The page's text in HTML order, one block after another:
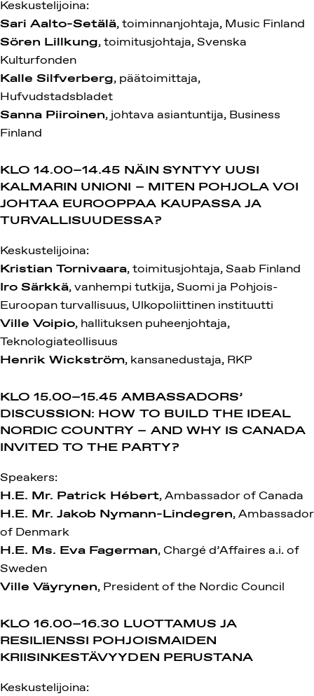
Keskustelijoina:
Sari Aalto-Setälä, toiminnanjohtaja, Music Finland
Sören Lillkung, toimitusjohtaja, Svenska
Kulturfonden
Kalle Silfverberg, päätoimittaja,
Hufvudstadsbladet
Sanna Piiroinen, johtava asiantuntija, Business
Finland
KLO 14.00–14.45 NÄIN SYNTYY UUSI
KALMARIN UNIONI – MITEN POHJOLA VOI
JOHTAA EUROOPPAA KAUPASSA JA
TURVALLISUUDESSA?
Keskustelijoina:
Kristian Tornivaara, toimitusjohtaja, Saab Finland
Iro Särkkä, vanhempi tutkija, Suomi ja Pohjois-
Euroopan turvallisuus, Ulkopoliittinen instituutti
Ville Voipio, hallituksen puheenjohtaja,
Teknologiateollisuus
Henrik Wickström, kansanedustaja, RKP
KLO 15.00–15.45 AMBASSADORS’
DISCUSSION: HOW TO BUILD THE IDEAL
NORDIC COUNTRY – AND WHY IS CANADA
INVITED TO THE PARTY?
Speakers:
H.E. Mr. Patrick Hébert, Ambassador of Canada
H.E. Mr. Jakob Nymann-Lindegren, Ambassador
of Denmark
H.E. Ms. Eva Fagerman, Chargé d’Affaires a.i. of
Sweden
Ville Väyrynen, President of the Nordic Council
KLO 16.00–16.30 LUOTTAMUS JA
RESILIENSSI POHJOISMAIDEN
KRIISINKESTÄVYYDEN PERUSTANA
Keskustelijoina: